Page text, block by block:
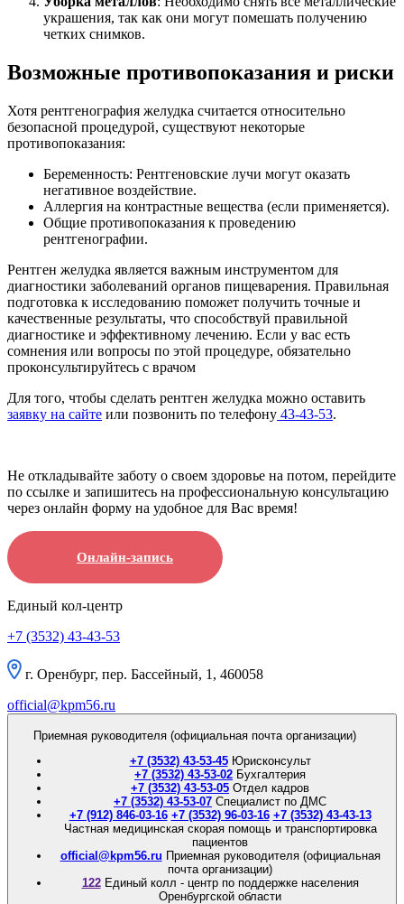
украшения, так как они могут помешать получению
четких снимков.
Возможные противопоказания и риски
Хотя рентгенография желудка считается относительно
безопасной процедурой, существуют некоторые
противопоказания:
Беременность: Рентгеновские лучи могут оказать
негативное воздействие.
Аллергия на контрастные вещества (если применяется).
Общие противопоказания к проведению
рентгенографии.
Рентген желудка является важным инструментом для
диагностики заболеваний органов пищеварения. Правильная
подготовка к исследованию поможет получить точные и
качественные результаты, что способствуй правильной
диагностике и эффективному лечению. Если у вас есть
сомнения или вопросы по этой процедуре, обязательно
проконсультируйтесь с врачом
Для того, чтобы сделать рентген желудка можно оставить
заявку на сайте или позвонить по телефону 43-43-53.
Не откладывайте заботу о своем здоровье на потом, перейдите
по ссылке и запишитесь на профессиональную консультацию
через онлайн форму на удобное для Вас время!
Онлайн-запись
Единый кол-центр
+7 (3532) 43-43-53
г. Оренбург, пер. Бассейный, 1, 460058
official@kpm56.ru
Приемная руководителя (официальная почта организации)
+7 (3532) 43-53-45 Юрисконсульт
+7 (3532) 43-53-02 Бухгалтерия
+7 (3532) 43-53-05 Отдел кадров
+7 (3532) 43-53-07 Специалист по ДМС
+7 (912) 846-03-16 +7 (3532) 96-03-16 +7 (3532) 43-43-13
Частная медицинская скорая помощь и транспортировка
пациентов
official@kpm56.ru Приемная руководителя (официальная
почта организации)
122 Единый колл - центр по поддержке населения
Оренбургской области